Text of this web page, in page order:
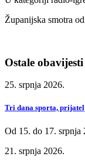
Županijska smotra
Ostale obavijesti
25. srpnja 2026.
Tri dana sporta,
Od 15. do 17.
21. srpnja 2026.